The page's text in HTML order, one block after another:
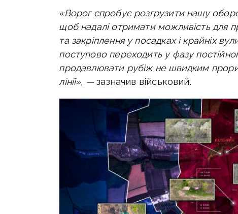
«Ворог спробує розгрузити нашу
щоб надалі отримати можливість для
та закріплення у посадках і крайніх
поступово переходить у фазу
продавлювати рубіж не швидким
лінії», —зазначив військовий.